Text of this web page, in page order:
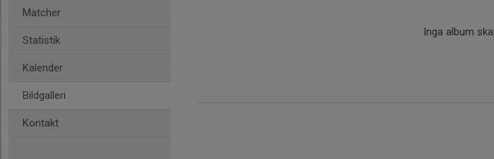
Matcher
Statistik
Kalender
Bildgalleri
Kontakt
Inga album